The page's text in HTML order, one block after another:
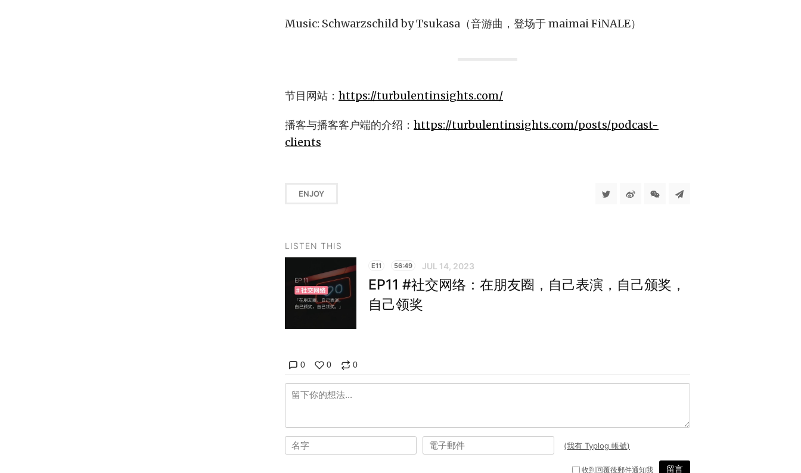
Music: Schwarzschild by Tsukasa（音游曲，登场于 maimai FiNALE）
节目网站： https://turbulentinsights.com/
播客与播客客户端的介绍： https://turbulentinsights.com/posts/podcast-
clients
ENJOY
LISTEN THIS
E11 56:49 JUL 14, 2023
EP11 #社交网络：在朋友圈，自己表演，自己颁奖，
自己领奖